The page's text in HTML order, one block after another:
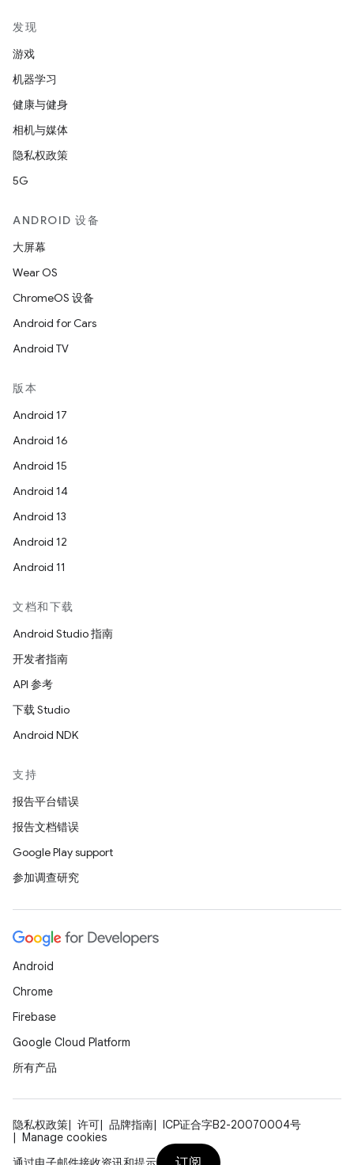
发现
游戏
机器学习
健康与健身
相机与媒体
隐私权政策
5G
ANDROID 设备
大屏幕
Wear OS
ChromeOS 设备
Android for Cars
Android TV
版本
Android 17
Android 16
Android 15
Android 14
Android 13
Android 12
Android 11
文档和下载
Android Studio 指南
开发者指南
API 参考
下载 Studio
Android NDK
支持
报告平台错误
报告文档错误
Google Play support
参加调查研究
Android
Chrome
Firebase
Google Cloud Platform
所有产品
隐私权政策 许可 品牌指南
ICP证合字B2-20070004号
Manage cookies